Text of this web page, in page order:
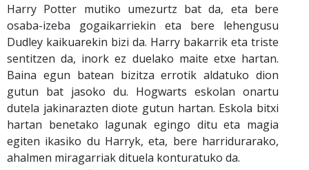
Harry Potter mutiko umezurtz bat da, eta bere
osaba-izeba gogaikarriekin eta bere lehengusu
Dudley kaikuarekin bizi da. Harry bakarrik eta triste
sentitzen da, inork ez duelako maite etxe hartan.
Baina egun batean bizitza errotik aldatuko dion
gutun bat jasoko du. Hogwarts eskolan onartu
dutela jakinarazten diote gutun hartan. Eskola bitxi
hartan benetako lagunak egingo ditu eta magia
egiten ikasiko du Harryk, eta, bere harridurarako,
ahalmen miragarriak dituela konturatuko da.